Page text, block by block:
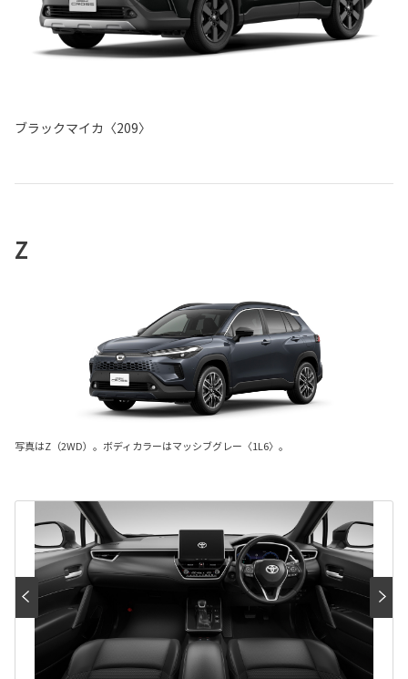
ブラックマイカ〈209〉
Z
写真はZ（2WD）。ボディカラーはマッシブグレー〈1L6〉。